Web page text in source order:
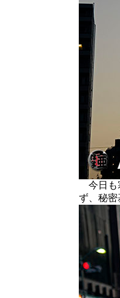
今日も
ず、秘密